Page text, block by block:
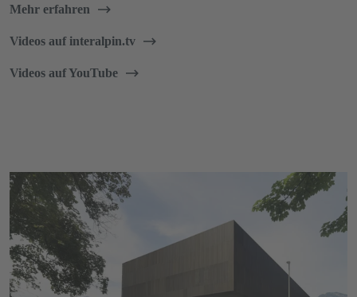
Mehr erfahren
Videos auf interalpin.tv
Videos auf YouTube